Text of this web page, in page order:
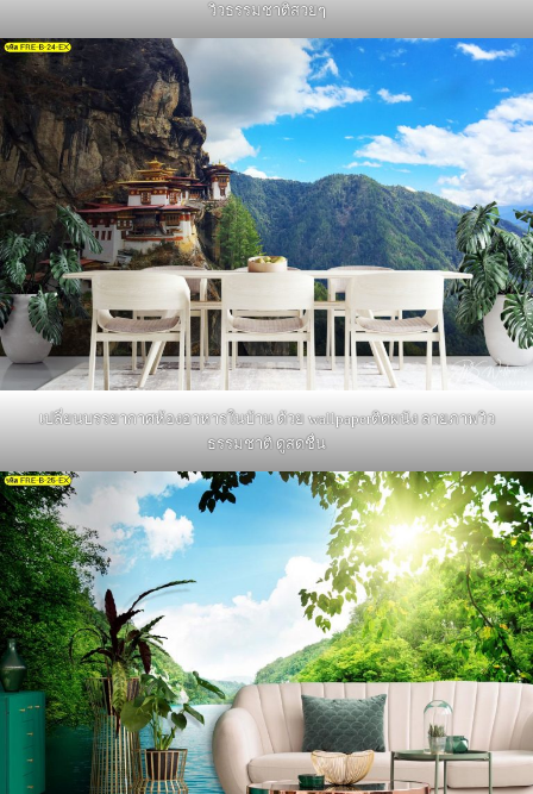
วิวธรรมชาติสวยๆ
เปลี่ยนบรรยากาศห้องอาหารในบ้าน ด้วย wallpaperติดผนัง ลายภาพวิว
ธรรมชาติ ดูสดชื่น